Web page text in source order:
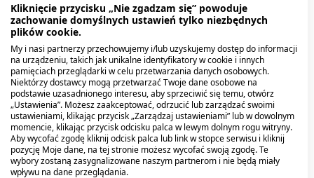
Kliknięcie przycisku „Nie zgadzam się” powoduje
zachowanie domyślnych ustawień tylko niezbędnych
plików cookie.
My i nasi partnerzy przechowujemy i/lub uzyskujemy dostęp do informacji
na urządzeniu, takich jak unikalne identyfikatory w cookie i innych
pamięciach przeglądarki w celu przetwarzania danych osobowych.
Niektórzy dostawcy mogą przetwarzać Twoje dane osobowe na
podstawie uzasadnionego interesu, aby sprzeciwić się temu, otwórz
„Ustawienia”. Możesz zaakceptować, odrzucić lub zarządzać swoimi
ustawieniami, klikając przycisk „Zarządzaj ustawieniami” lub w dowolnym
momencie, klikając przycisk odcisku palca w lewym dolnym rogu witryny.
Aby wycofać zgodę kliknij odcisk palca lub link w stopce serwisu i kliknij
pozycję Moje dane, na tej stronie możesz wycofać swoją zgodę. Te
wybory zostaną zasygnalizowane naszym partnerom i nie będą miały
wpływu na dane przeglądania.